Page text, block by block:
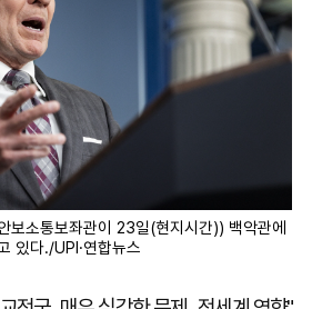
보소통보좌관이 23일(현지시간)) 백악관에
있다./UPI·연합뉴스